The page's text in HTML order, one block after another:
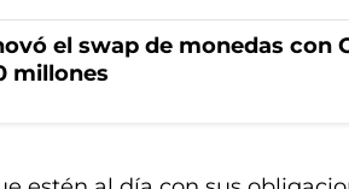
el swap de monedas con
millones